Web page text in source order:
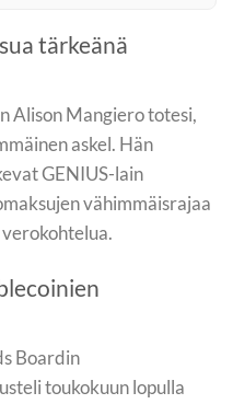
tärkeänä
Alison Mangiero totesi,
askel. Hän
GENIUS-lain
vähimmäisrajaa
Boardin
toukokuun lopulla